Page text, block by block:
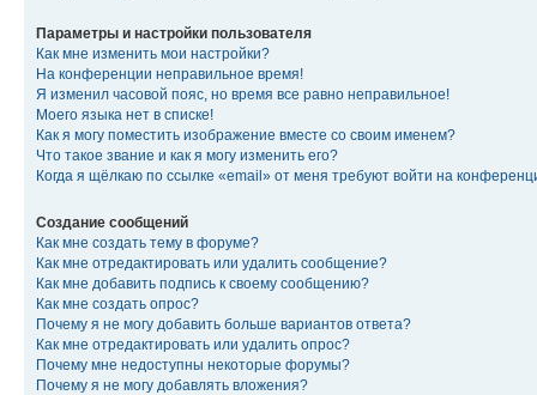
Параметры и настройки пользователя
Как мне изменить мои настройки?
На конференции неправильное время!
Я изменил часовой пояс, но время все равно неправильное!
Моего языка нет в списке!
Как я могу поместить изображение вместе со своим именем?
Что такое звание и как я могу изменить его?
Когда я щёлкаю по ссылке «email» от меня требуют войти на
Создание сообщений
Как мне создать тему в форуме?
Как мне отредактировать или удалить сообщение?
Как мне добавить подпись к своему сообщению?
Как мне создать опрос?
Почему я не могу добавить больше вариантов ответа?
Как мне отредактировать или удалить опрос?
Почему мне недоступны некоторые форумы?
Почему я не могу добавлять вложения?